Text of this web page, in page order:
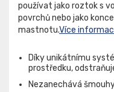
používat jako roztok s
povrchů nebo jako
mastnotu.Více
Díky unikátnímu
prostředku,
Nezanechává